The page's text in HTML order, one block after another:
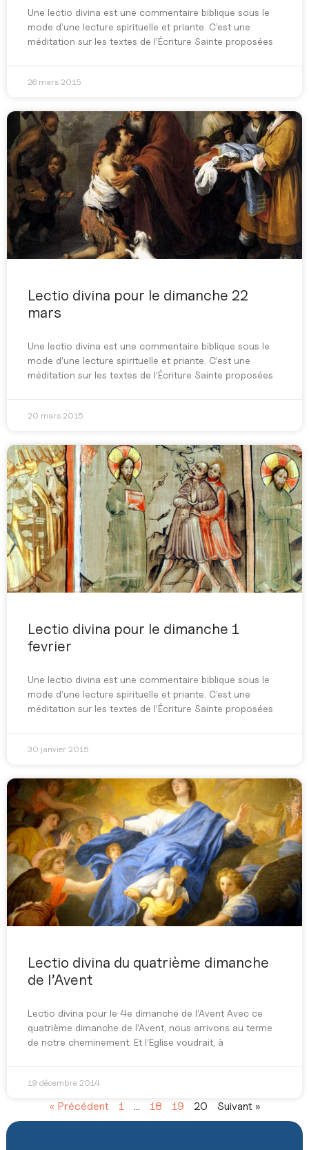
Une lectio divina est une commentaire biblique sous le
mode d’une lecture spirituelle et priante. C’est une
méditation sur les textes de l’Écriture Sainte proposées
26 mars 2015
Lectio divina pour le dimanche 22
mars
Une lectio divina est une commentaire biblique sous le
mode d’une lecture spirituelle et priante. C’est une
méditation sur les textes de l’Écriture Sainte proposées
20 mars 2015
Lectio divina pour le dimanche 1
fevrier
Une lectio divina est une commentaire biblique sous le
mode d’une lecture spirituelle et priante. C’est une
méditation sur les textes de l’Écriture Sainte proposées
30 janvier 2015
Lectio divina du quatrième dimanche
de l’Avent
Lectio divina pour le 4e dimanche de l’Avent Avec ce
quatrième dimanche de l’Avent, nous arrivons au terme
de notre cheminement. Et l’Eglise voudrait, à
19 décembre 2014
« Précédent 1 … 18 19 20 Suivant »